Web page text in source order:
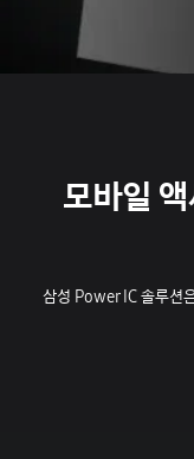
모바일
삼성 Power IC 솔루션